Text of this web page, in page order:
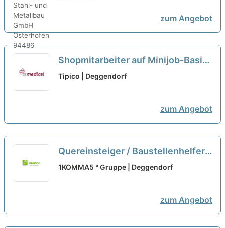
zum Angebot
Shopmitarbeiter auf Minijob-Basis
- gerne Quereinsteiger (m/w/d)
Tipico | Deggendorf
zum Angebot
Quereinsteiger / Baustellenhelfer
SHK (m/w/d) Wärmepumpen &
1KOMMA5 ° Gruppe | Deggendorf
zum Angebot